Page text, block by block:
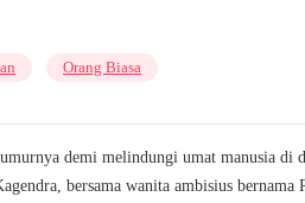
Orang Biasa
demi melindungi umat manusia
bersama wanita ambisius